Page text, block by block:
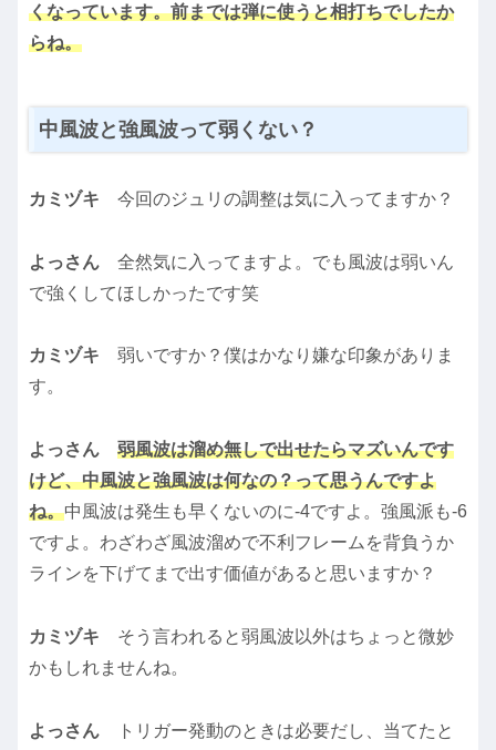
くなっています。前までは弾に使うと相打ちでしたか
らね。
中風波と強風波って弱くない？
カミヅキ 今回のジュリの調整は気に入ってますか？
よっさん 全然気に入ってますよ。でも風波は弱いん
で強くしてほしかったです笑
カミヅキ 弱いですか？僕はかなり嫌な印象がありま
す。
よっさん
弱風波は溜め無しで出せたらマズいんです
けど、中風波と強風波は何なの？って思うんですよ
ね。中風波は発生も早くないのに-4ですよ。強風派も-6
ですよ。わざわざ風波溜めで不利フレームを背負うか
ラインを下げてまで出す価値があると思いますか？
カミヅキ そう言われると弱風波以外はちょっと微妙
かもしれませんね。
よっさん
トリガー発動のときは必要だし、当てたと